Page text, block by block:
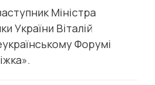
Міністра
України Віталій
Форумі